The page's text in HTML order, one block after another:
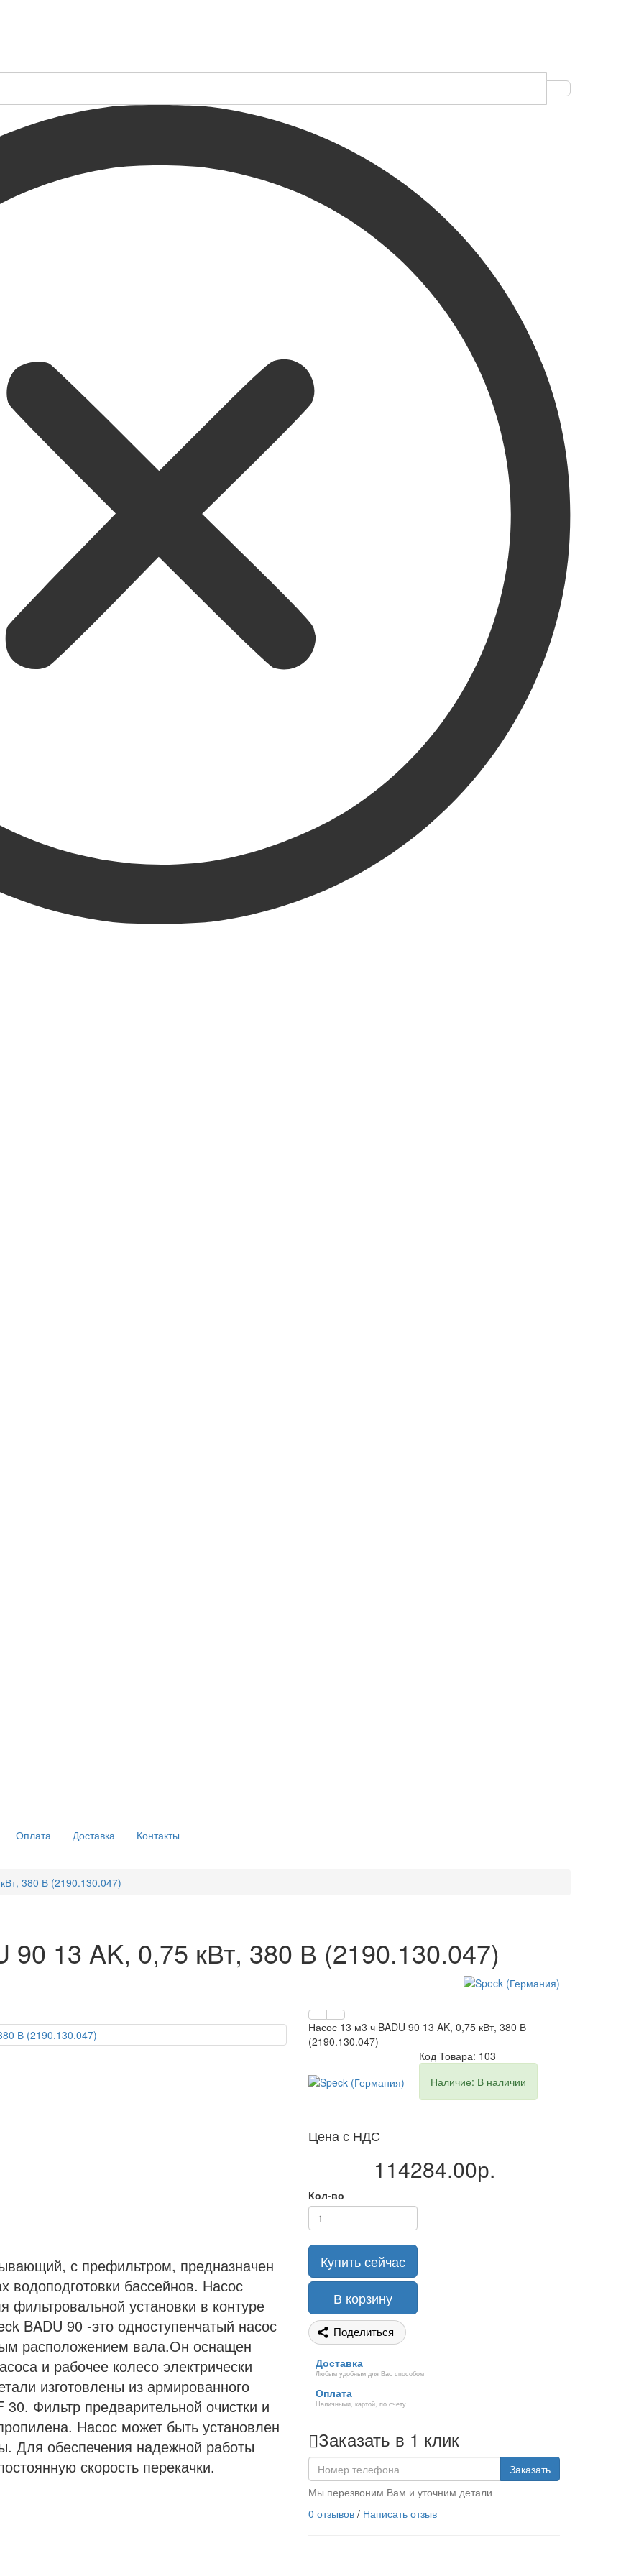
Оплата Доставка Контакты
380 В (2190.130.047)
90 13 AK, 0,75 кВт, 380 В (2190.130.047)
с префильтром, предназначен
водоподготовки бассейнов. Насос
установки в контуре
BADU 90 -это одноступенчатый насос
расположением вала.Он оснащен
и рабочее колесо электрически
изготовлены из армированного
Фильтр предварительной очистки и
Насос может быть установлен
Для обеспечения надежной работы
скорость перекачки.
Насос 13 м3 ч BADU 90 13 AK, 0,75 кВт, 380 В
(2190.130.047)
Код Товара: 103
Наличие: В наличии
Цена с НДС
114284.00р.
Кол-во
Купить сейчас
В корзину
Поделиться
Доставка
Любым удобным для Вас способом
Оплата
Наличными, картой, по счету
Заказать в 1 клик
Заказать
Мы перезвоним Вам и уточним детали
0 отзывов / Написать отзыв